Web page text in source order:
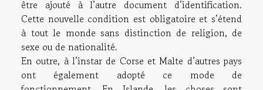
être ajouté à l’autre document d’identification.
Cette nouvelle condition est obligatoire et s’étend
à tout le monde sans distinction de religion, de
sexe ou de nationalité.
En outre, à l’instar de Corse et Malte d’autres pays
ont également adopté ce mode de